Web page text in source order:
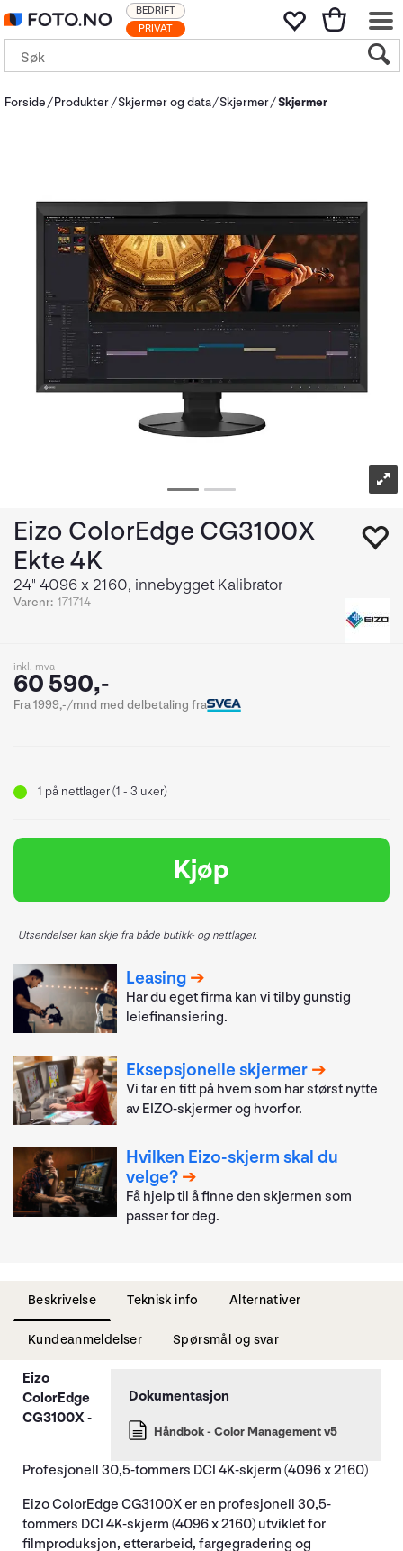
PRIVAT
BEDRIFT
Forside Produkter Skjermer og data Skjermer Skjermer
Eizo ColorEdge CG3100X
Ekte 4K
24" 4096 x 2160, innebygget Kalibrator
Varenr: 171714
inkl. mva
60 590,-
Fra 1999,-/mnd med delbetaling fra
1 på nettlager (1 - 3 uker)
Kjøp
Utsendelser kan skje fra både butikk- og nettlager.
Leasing
Har du eget firma kan vi tilby gunstig
leiefinansiering.
Eksepsjonelle skjermer
Vi tar en titt på hvem som har størst nytte
av EIZO-skjermer og hvorfor.
Hvilken Eizo-skjerm skal du
velge?
Få hjelp til å finne den skjermen som
passer for deg.
Beskrivelse Teknisk info Alternativer
Kundeanmeldelser Spørsmål og svar
Håndbok - Color Management v5
Eizo
ColorEdge
CG3100X-
Profesjonell 30,5-tommers DCI 4K-skjerm (4096 x 2160)
Eizo ColorEdge CG3100X er en profesjonell 30,5-
tommers DCI 4K-skjerm (4096 x 2160) utviklet for
filmproduksjon, etterarbeid, fargegradering og